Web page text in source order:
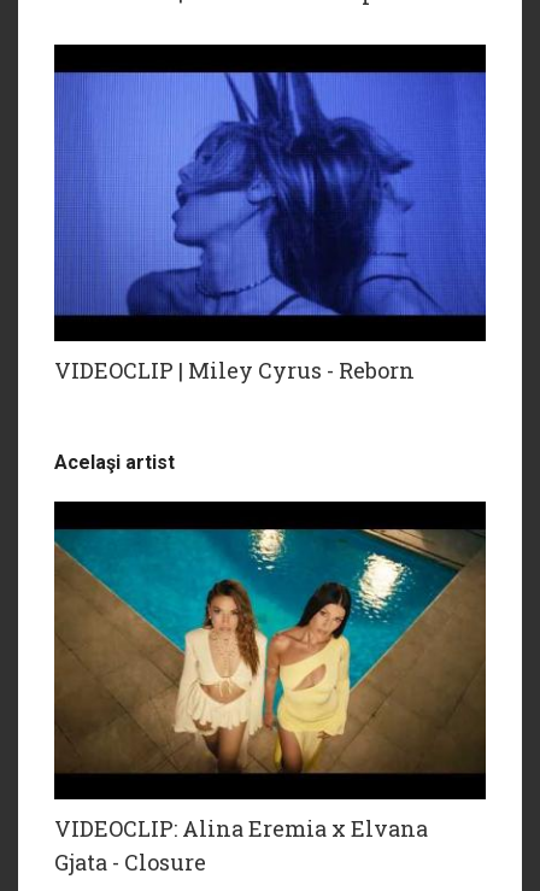
VIDEOCLIP | Miley Cyrus - Reborn
Acelaşi artist
VIDEOCLIP: Alina Eremia x Elvana
Gjata - Closure